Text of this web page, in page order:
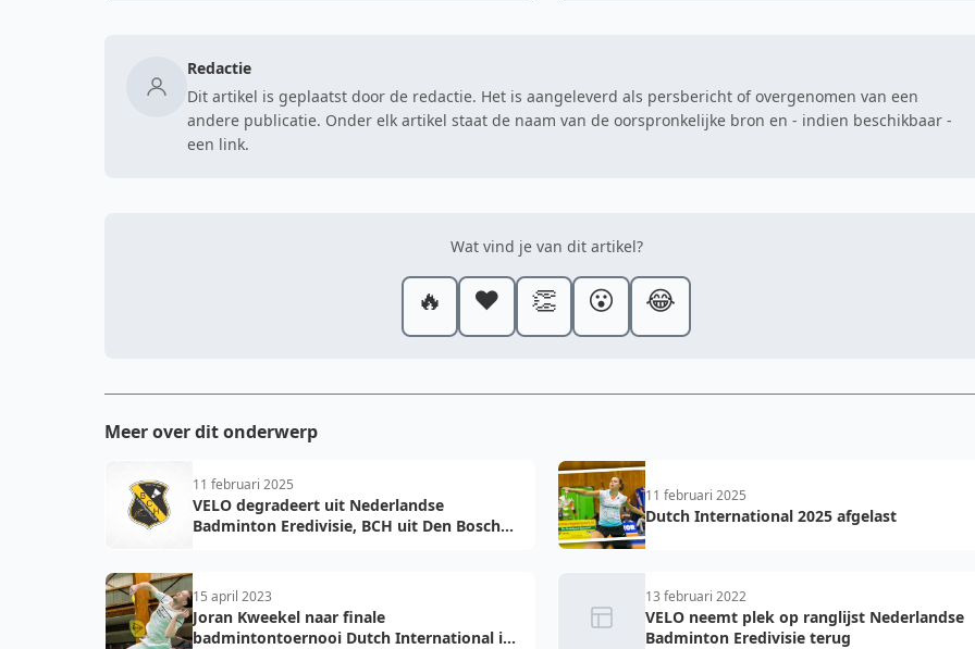
Redactie
Dit artikel is geplaatst door de redactie. Het is aangeleverd als persbericht of overgenomen van een
andere publicatie. Onder elk artikel staat de naam van de oorspronkelijke bron en - indien beschikbaar -
een link.
Wat vind je van dit artikel?
🔥 ❤️ 👏 😮 😂
Meer over dit onderwerp
11 februari 2025
VELO degradeert uit Nederlandse
Badminton Eredivisie, BCH uit Den Bosch
11 februari 2025
Dutch International 2025 afgelast
15 april 2023
Joran Kweekel naar finale
badmintontoernooi Dutch International in
13 februari 2022
VELO neemt plek op ranglijst Nederlandse
Badminton Eredivisie terug